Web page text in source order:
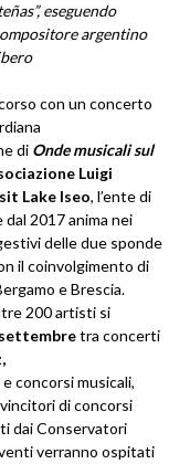
”, eseguendo
argentino
con un concerto
di Onde musicali sul
Luigi
Lake Iseo, l’ente di
2017 anima nei
delle due sponde
il coinvolgimento di
e Brescia.
200 artisti si
tra concerti
econcorsi musicali,
di concorsi
dai Conservatori
verranno ospitati